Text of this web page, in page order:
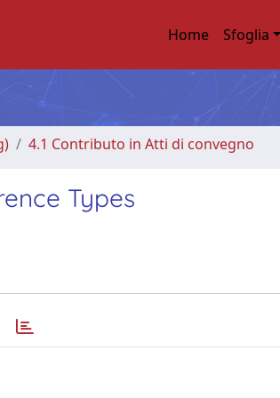
Home Sfoglia
4.1 Contributo in Atti di convegno
Types